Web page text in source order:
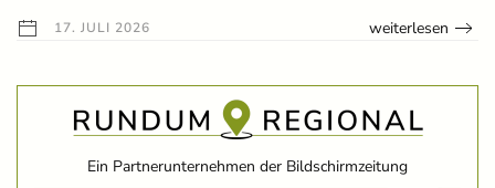
17. JULI 2026 weiterlesen
Ein Partnerunternehmen der Bildschirmzeitung